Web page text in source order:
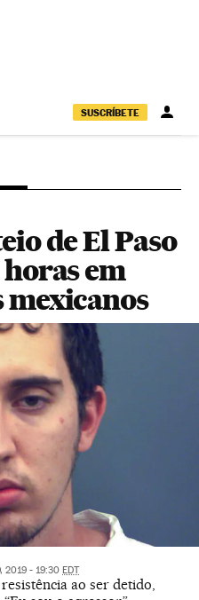
SUSCRÍBETE
de El Paso
em
mexicanos
2019 - 19:30 EDT
ao ser detido,